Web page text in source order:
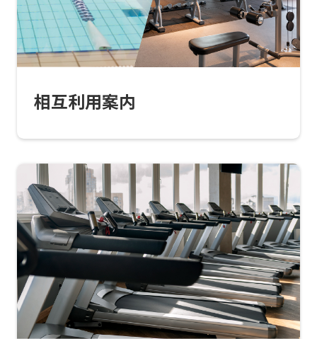
相互利用案内
the
top
page.
use
an
automatic
translation
service,
the
Japanese
version
of